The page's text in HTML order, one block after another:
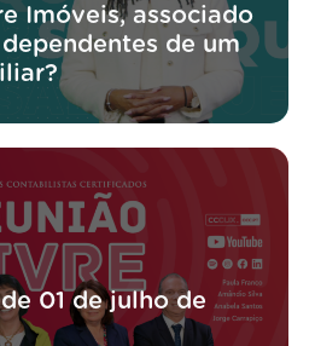
Imóveis, associado
de um
01 de julho de